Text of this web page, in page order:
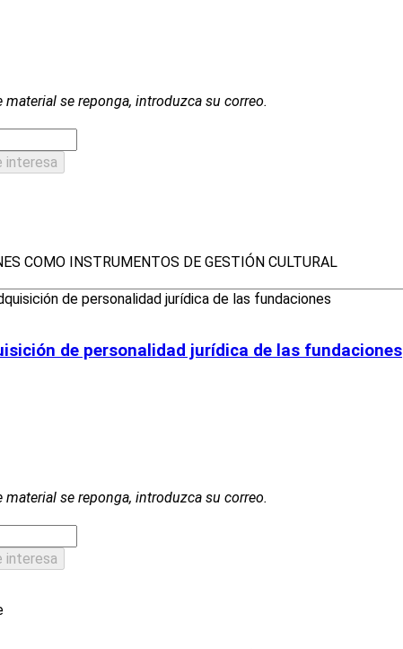
se reponga, introduzca su correo.
COMO INSTRUMENTOS DE GESTIÓN CULTURAL
de personalidad jurídica de las fundaciones
se reponga, introduzca su correo.